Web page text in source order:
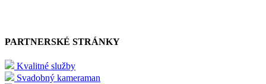
PARTNERSKÉ STRÁNKY
Kvalitné služby
Svadobný kameraman